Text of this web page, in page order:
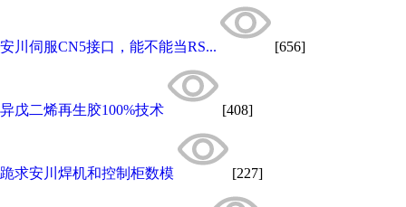
安川伺服CN5接口，能不能当RS... [656]
异戊二烯再生胶100%技术 [408]
跪求安川焊机和控制柜数模 [227]